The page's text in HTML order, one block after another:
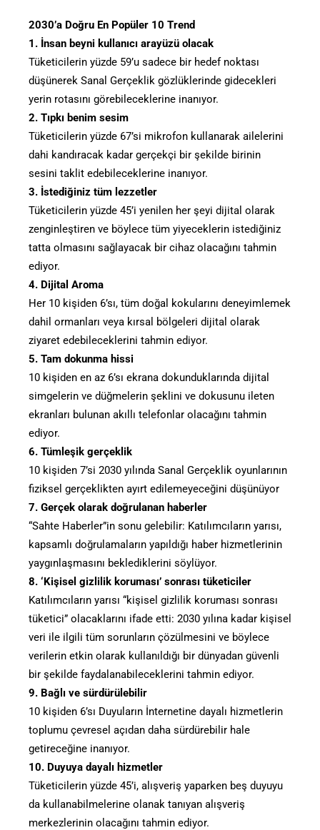
2030’a Doğru En Popüler 10 Trend
1. İnsan beyni kullanıcı arayüzü olacak
Tüketicilerin yüzde 59’u sadece bir hedef noktası
düşünerek Sanal Gerçeklik gözlüklerinde gidecekleri
yerin rotasını görebileceklerine inanıyor.
2. Tıpkı benim sesim
Tüketicilerin yüzde 67’si mikrofon kullanarak ailelerini
dahi kandıracak kadar gerçekçi bir şekilde birinin
sesini taklit edebileceklerine inanıyor.
3. İstediğiniz tüm lezzetler
Tüketicilerin yüzde 45’i yenilen her şeyi dijital olarak
zenginleştiren ve böylece tüm yiyeceklerin istediğiniz
tatta olmasını sağlayacak bir cihaz olacağını tahmin
ediyor.
4. Dijital Aroma
Her 10 kişiden 6’sı, tüm doğal kokularını deneyimlemek
dahil ormanları veya kırsal bölgeleri dijital olarak
ziyaret edebileceklerini tahmin ediyor.
5. Tam dokunma hissi
10 kişiden en az 6’sı ekrana dokunduklarında dijital
simgelerin ve düğmelerin şeklini ve dokusunu ileten
ekranları bulunan akıllı telefonlar olacağını tahmin
ediyor.
6. Tümleşik gerçeklik
10 kişiden 7’si 2030 yılında Sanal Gerçeklik oyunlarının
fiziksel gerçeklikten ayırt edilemeyeceğini düşünüyor
7. Gerçek olarak doğrulanan haberler
“Sahte Haberler”in sonu gelebilir: Katılımcıların yarısı,
kapsamlı doğrulamaların yapıldığı haber hizmetlerinin
yaygınlaşmasını beklediklerini söylüyor.
8. ‘Kişisel gizlilik koruması’ sonrası tüketiciler
Katılımcıların yarısı “kişisel gizlilik koruması sonrası
tüketici” olacaklarını ifade etti: 2030 yılına kadar kişisel
veri ile ilgili tüm sorunların çözülmesini ve böylece
verilerin etkin olarak kullanıldığı bir dünyadan güvenli
bir şekilde faydalanabileceklerini tahmin ediyor.
9. Bağlı ve sürdürülebilir
10 kişiden 6’sı Duyuların İnternetine dayalı hizmetlerin
toplumu çevresel açıdan daha sürdürebilir hale
getireceğine inanıyor.
10. Duyuya dayalı hizmetler
Tüketicilerin yüzde 45’i, alışveriş yaparken beş duyuyu
da kullanabilmelerine olanak tanıyan alışveriş
merkezlerinin olacağını tahmin ediyor.